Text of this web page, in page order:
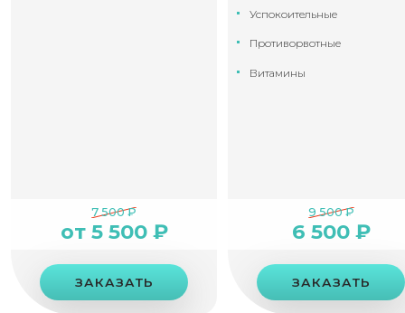
7 500 ₽
от 5 500 ₽
ЗАКАЗАТЬ
Успокоительные
Противорвотные
Витамины
9 500 ₽
6 500 ₽
ЗАКАЗАТЬ